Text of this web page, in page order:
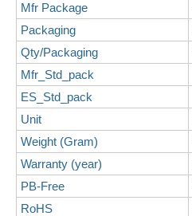
Mfr Package
Packaging
Qty/Packaging
Mfr_Std_pack
ES_Std_pack
Unit
Weight (Gram)
Warranty (year)
PB-Free
RoHS